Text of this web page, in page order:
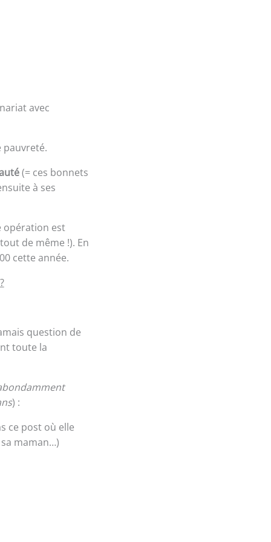
avec
pauvreté.
(= ces bonnets
à ses
opération est
de même !). En
cette année.
question de
toute la
) :
ce post où elle
maman…)